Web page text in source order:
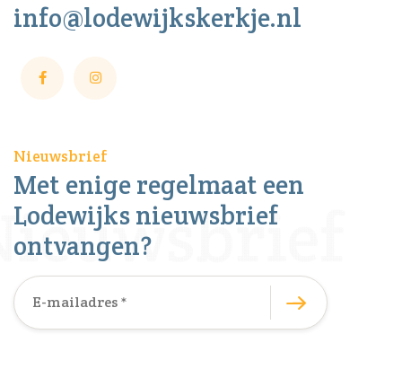
info@lodewijkskerkje.nl
Nieuwsbrief
Met enige regelmaat een
Lodewijks nieuwsbrief
ontvangen?